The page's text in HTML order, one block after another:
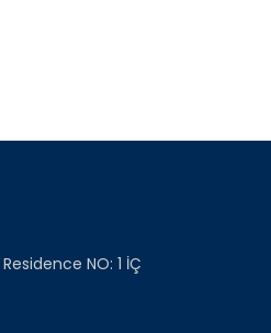
Residence NO: 1 İÇ